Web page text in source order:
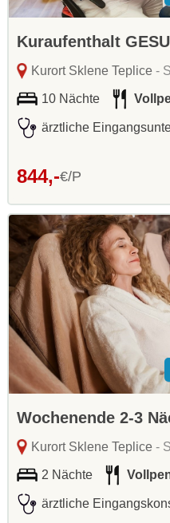
Kuraufenthalt
Kurort Sklene Teplice-
10 Nächte
ärztliche
844,-€/P
Wochenende 2-3
Kurort Sklene Teplice-
2 Nächte
ärztliche